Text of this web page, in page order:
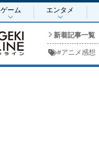
ゲーム エンタメ
新着記事一覧
#アニメ感想